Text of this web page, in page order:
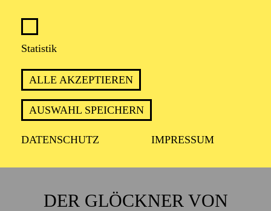
Statistik
ALLE AKZEPTIEREN
AUSWAHL SPEICHERN
DATENSCHUTZ IMPRESSUM
Termine und Infos zur
Buchung
DER GLÖCKNER­ VON